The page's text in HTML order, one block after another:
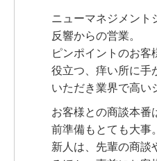
ニューマネジメント
反響からの営業。
ピンポイントのお客
役立つ、痒い所に手
いただき業界で高い
お客様との商談本番
前準備もとても大事。
新人は、 先輩の商談